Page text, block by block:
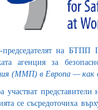
председателят на
агенция за
(ММП) в Европа — как
участват
се съсредоточиха